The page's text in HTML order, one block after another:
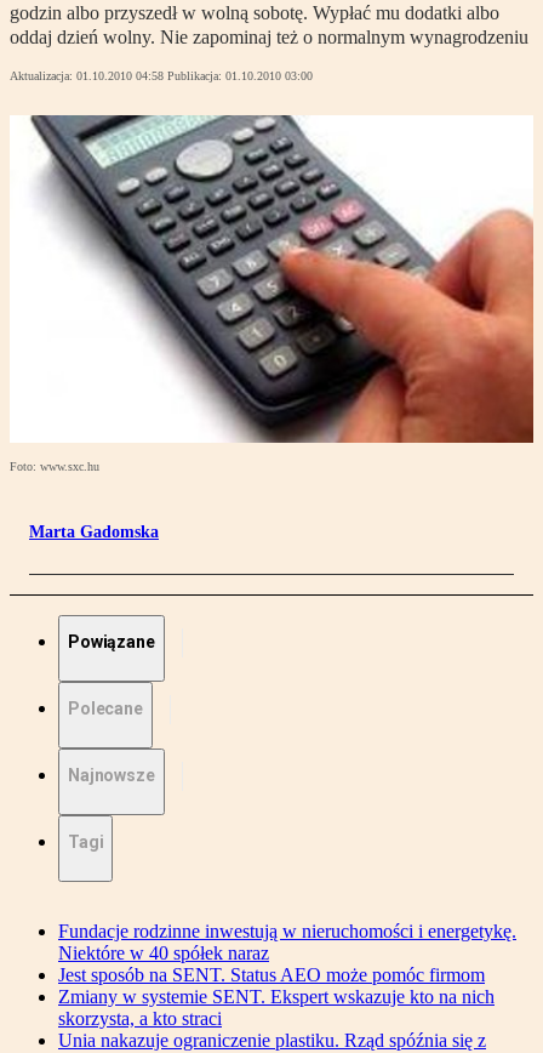
godzin albo przyszedł w wolną sobotę. Wypłać mu dodatki albo
oddaj dzień wolny. Nie zapominaj też o normalnym wynagrodzeniu
Aktualizacja: 01.10.2010 04:58 Publikacja: 01.10.2010 03:00
Foto: www.sxc.hu
Marta Gadomska
Powiązane
Polecane
Najnowsze
Tagi
Fundacje rodzinne inwestują w nieruchomości i energetykę.
Niektóre w 40 spółek naraz
Jest sposób na SENT. Status AEO może pomóc firmom
Zmiany w systemie SENT. Ekspert wskazuje kto na nich
skorzysta, a kto straci
Unia nakazuje ograniczenie plastiku. Rząd spóźnia się z